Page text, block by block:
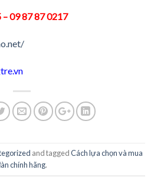
– 09 87 87 0217
and taggedCách lựa chọn và mua
chính hãng.